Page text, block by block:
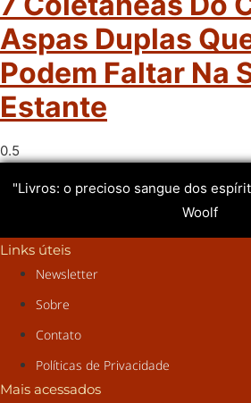
Aspas Duplas
Podem Faltar Na
Estante
"Livros: o precioso sangue dos
Woolf
Links úteis
Newsletter
Sobre
Contato
Políticas de Privacidade
Mais acessados